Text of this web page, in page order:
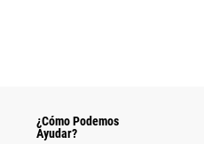
¿Cómo Podemos
Ayudar?